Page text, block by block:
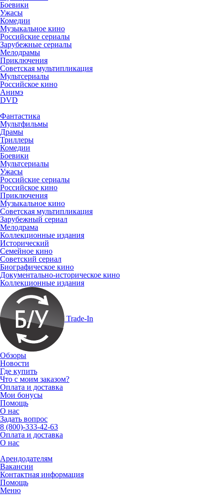
Боевики
Ужасы
Комедии
Музыкальное кино
Российские сериалы
Зарубежные сериалы
Мелодрамы
Приключения
Советская мультипликация
Мультсериалы
Российское кино
Анимэ
DVD
Фантастика
Мультфильмы
Драмы
Триллеры
Комедии
Боевики
Мультсериалы
Ужасы
Российские сериалы
Российское кино
Приключения
Музыкальное кино
Советская мультипликация
Зарубежный сериал
Мелодрама
Коллекционные издания
Исторический
Семейное кино
Советский сериал
Биографическое кино
Документально-историческое кино
Коллекционные издания
Trade-In
Обзоры
Новости
Где купить
Что с моим заказом?
Оплата и доставка
Мои бонусы
Помощь
О нас
Задать вопрос
8 (800)-333-42-63
Оплата и доставка
О нас
Арендодателям
Вакансии
Контактная информация
Помощь
Меню